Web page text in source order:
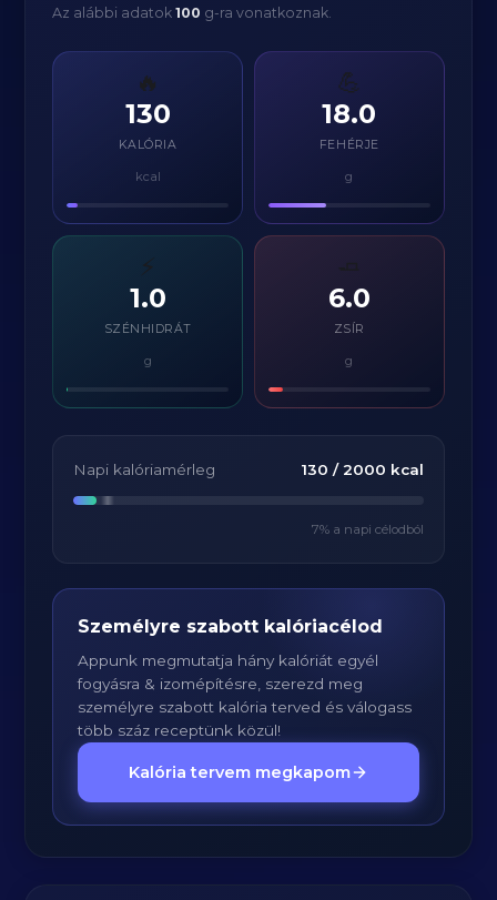
Az alábbi adatok100 g-ra vonatkoznak.
🔥
130
KALÓRIA
kcal
💪
18.0
FEHÉRJE
g
⚡
1.0
SZÉNHIDRÁT
g
6.0
ZSÍR
g
Napi kalóriamérleg 130 / 2000 kcal
7% a napi célodból
Személyre szabott kalóriacélod
Appunk megmutatja hány kalóriát egyél
fogyásra & izomépítésre, szerezd meg
személyre szabott kalória terved és válogass
több száz receptünk közül!
Kalória tervem megkapom